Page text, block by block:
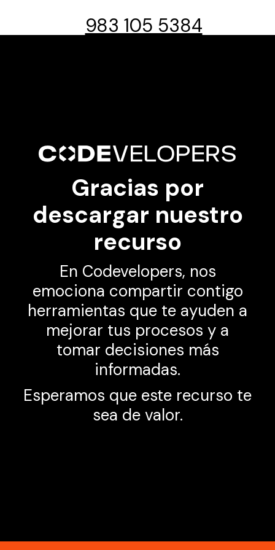
983 105 5384
Gracias por
descargar nuestro
recurso
En Codevelopers, nos
emociona compartir contigo
herramientas que te ayuden a
mejorar tus procesos y a
tomar decisiones más
informadas.
Esperamos que este recurso te
sea de valor.